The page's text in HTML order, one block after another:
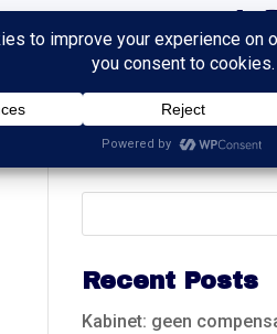
Recent Posts
Kabinet: geen